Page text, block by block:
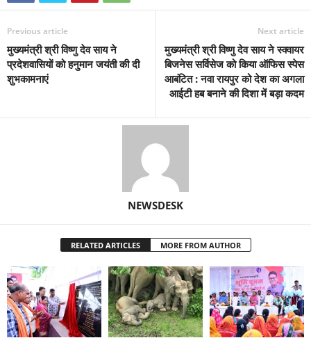
Previous article
मुख्यमंत्री श्री विष्णु देव साय ने
प्रदेशवासियों को हनुमान जयंती की दी
शुभकामनाएं
Next article
मुख्यमंत्री श्री विष्णु देव साय ने स्क्वायर
बिजनेस सर्विसेज को किया ऑफिस स्पेस
आबंटित : नवा रायपुर को देश का अगला
आईटी हब बनाने की दिशा में बड़ा कदम
NEWSDESK
RELATED ARTICLES MORE FROM AUTHOR